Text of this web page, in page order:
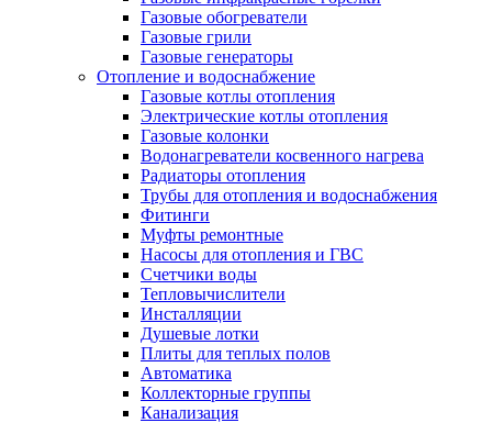
Газовые обогреватели
Газовые грили
Газовые генераторы
Отопление и водоснабжение
Газовые котлы отопления
Электрические котлы отопления
Газовые колонки
Водонагреватели косвенного нагрева
Радиаторы отопления
Трубы для отопления и водоснабжения
Фитинги
Муфты ремонтные
Насосы для отопления и ГВС
Счетчики воды
Тепловычислители
Инсталляции
Душевые лотки
Плиты для теплых полов
Автоматика
Коллекторные группы
Канализация